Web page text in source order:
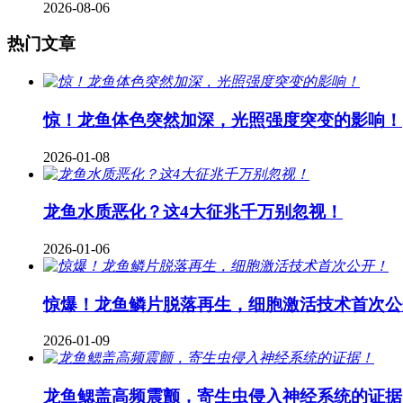
2026-08-06
热门文章
惊！龙鱼体色突然加深，光照强度突变的影响！
2026-01-08
龙鱼水质恶化？这4大征兆千万别忽视！
2026-01-06
惊爆！龙鱼鳞片脱落再生，细胞激活技术首次
2026-01-09
龙鱼鳃盖高频震颤，寄生虫侵入神经系统的证